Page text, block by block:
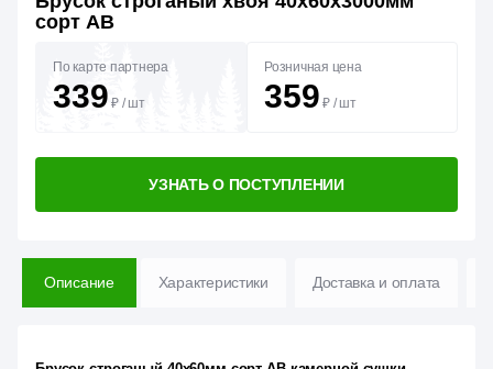
сорт АВ
По карте партнера
339 ₽ / шт
Розничная цена
359 ₽ / шт
УЗНАТЬ О ПОСТУПЛЕНИИ
Описание Характеристики Доставка и оплата